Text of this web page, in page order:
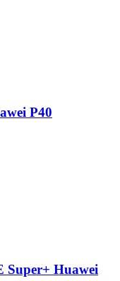
P40
Super+ Huawei